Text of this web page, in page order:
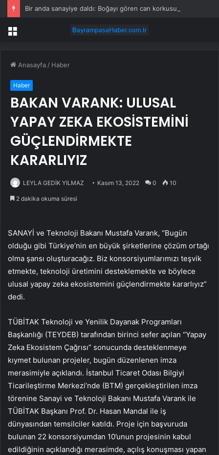
Bir anda sanayiye daldı: Boğayı gören can korkusuyla kaçtı
Menü
Anasayfa / Haber
Haber
BAKAN VARANK: ULUSAL
YAPAY ZEKA EKOSİSTEMİNİ
GÜÇLENDİRMEKTE
KARARLIYIZ
LEYLA GEDİK YILMAZ Kasım 13, 2022 0 10
2 dakika okuma süresi
SANAYİ ve Teknoloji Bakanı Mustafa Varank, “Bugün
olduğu gibi Türkiye’nin en büyük şirketlerine çözüm ortağı
olma şansı oluşturacağız. Biz konsorsiyumlarımızı teşvik
etmekte, teknoloji üretimini desteklemekte ve böylece
ulusal yapay zeka ekosistemini güçlendirmekte kararlıyız”
dedi.
TÜBİTAK Teknoloji ve Yenilik Dayanak Programları
Başkanlığı (TEYDEB) tarafından birinci sefer açılan “Yapay
Zeka Ekosistem Çağrısı” sonucunda desteklenmeye
kıymet bulunan projeler, bugün düzenlenen imza
merasimiyle açıklandı. İstanbul Ticaret Odası Bilgiyi
Ticarileştirme Merkezi’nde (BTM) gerçekleştirilen imza
törenine Sanayi ve Teknoloji Bakanı Mustafa Varank ile
TÜBİTAK Başkanı Prof. Dr. Hasan Mandal ile iş
dünyasından temsilciler katıldı. Proje için başvuruda
bulunan 22 konsorsiyumdan 10’unun projesinin kabul
edildiğinin açıklandığı merasimde, açılış konuşması yapan